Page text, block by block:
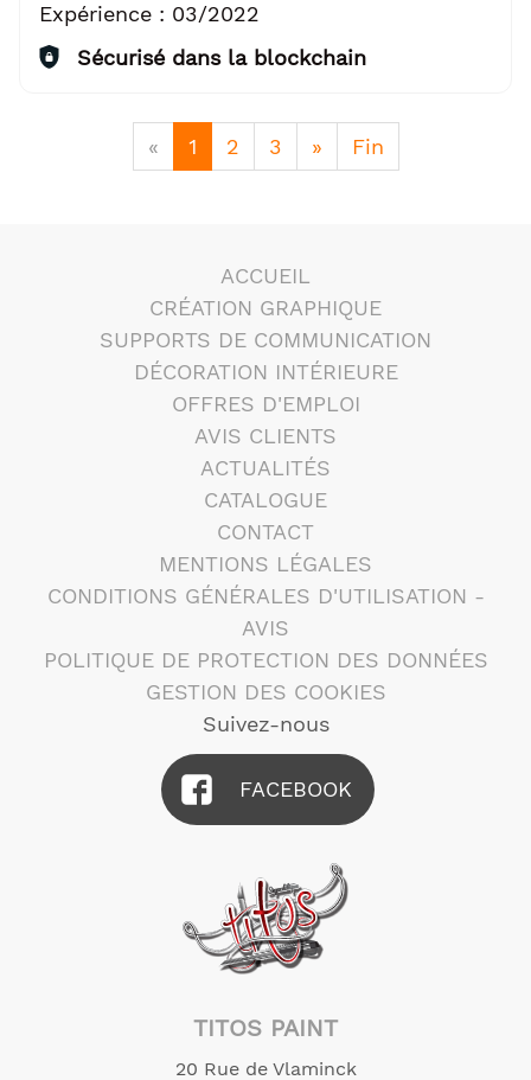
Expérience : 03/2022
Sécurisé dans la blockchain
« 1 2 3 » Fin
ACCUEIL
CRÉATION GRAPHIQUE
SUPPORTS DE COMMUNICATION
DÉCORATION INTÉRIEURE
OFFRES D'EMPLOI
AVIS CLIENTS
ACTUALITÉS
CATALOGUE
CONTACT
MENTIONS LÉGALES
CONDITIONS GÉNÉRALES D'UTILISATION -
AVIS
POLITIQUE DE PROTECTION DES DONNÉES
GESTION DES COOKIES
Suivez-nous
FACEBOOK
TITOS PAINT
20 Rue de Vlaminck